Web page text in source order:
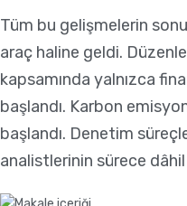
Tüm bu gelişmelerin
araç haline geldi.
kapsamında yalnızca
başlandı. Karbon
başlandı. Denetim
analistlerinin sürece